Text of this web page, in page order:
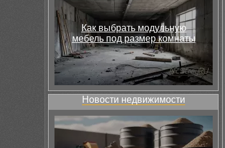
Как выбрать модульную
мебель под размер комнаты
Новости недвижимости